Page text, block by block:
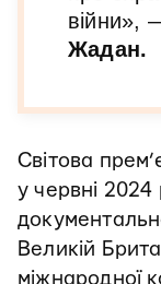
війни»,
Жадан.
Світова
у червні 2024
Великій
міжнародної